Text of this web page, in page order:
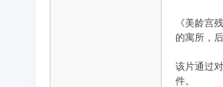
《美龄宫
的寓所，
该片通过
件。